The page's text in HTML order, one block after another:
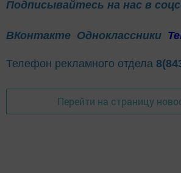
Подписывайтесь на нас в
ВКонтакте Одноклассники
Телефон рекламного отдела
Перейти на страницу